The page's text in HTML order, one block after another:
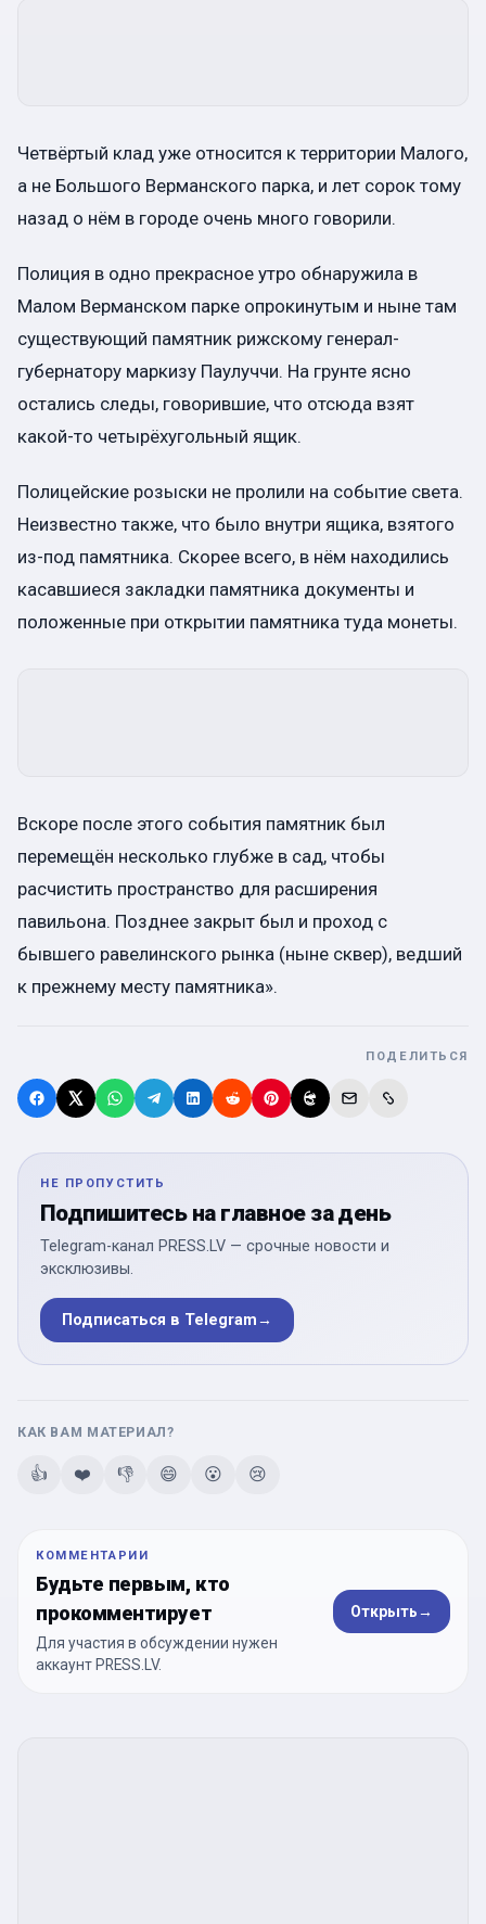
Четвёртый клад уже относится к территории Малого,
а не Большого Верманского парка, и лет сорок тому
назад о нём в городе очень много говорили.
Полиция в одно прекрасное утро обнаружила в
Малом Верманском парке опрокинутым и ныне там
существующий памятник рижскому генерал-
губернатору маркизу Паулуччи. На грунте ясно
остались следы, говорившие, что отсюда взят
какой-то четырёхугольный ящик.
Полицейские розыски не пролили на событие света.
Неизвестно также, что было внутри ящика, взятого
из-под памятника. Скорее всего, в нём находились
касавшиеся закладки памятника документы и
положенные при открытии памятника туда монеты.
Вскоре после этого события памятник был
перемещён несколько глубже в сад, чтобы
расчистить пространство для расширения
павильона. Позднее закрыт был и проход с
бывшего равелинского рынка (ныне сквер), ведший
к прежнему месту памятника».
ПОДЕЛИТЬСЯ
НЕ ПРОПУСТИТЬ
Подпишитесь на главное за день
Telegram-канал PRESS.LV — срочные новости и
эксклюзивы.
Подписаться в Telegram→
КАК ВАМ МАТЕРИАЛ?
👍 ❤️ 👎 😄 😮 😢
КОММЕНТАРИИ
Будьте первым, кто
прокомментирует
Для участия в обсуждении нужен
аккаунт PRESS.LV.
Открыть→